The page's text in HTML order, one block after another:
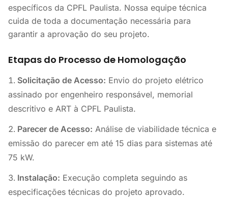
específicos da CPFL Paulista. Nossa equipe técnica
cuida de toda a documentação necessária para
garantir a aprovação do seu projeto.
Etapas do Processo de Homologação
Solicitação de Acesso: Envio do projeto elétrico
assinado por engenheiro responsável, memorial
descritivo e ART à CPFL Paulista.
Parecer de Acesso: Análise de viabilidade técnica e
emissão do parecer em até 15 dias para sistemas até
75 kW.
Instalação: Execução completa seguindo as
especificações técnicas do projeto aprovado.